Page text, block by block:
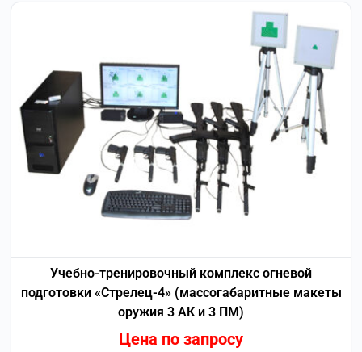
Учебно-тренировочный комплекс огневой
подготовки «Стрелец-4» (массогабаритные макеты
оружия 3 АК и 3 ПМ)
Цена по запросу